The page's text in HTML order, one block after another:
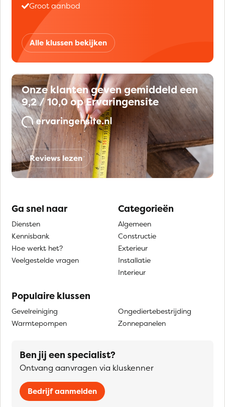
Groot aanbod
Alle klussen bekijken
Onze klanten geven gemiddeld een
9,2 / 10,0 op Ervaringensite
Reviews lezen
Ga snel naar
Diensten
Kennisbank
Hoe werkt het?
Veelgestelde vragen
Categorieën
Algemeen
Constructie
Exterieur
Installatie
Interieur
Populaire klussen
Gevelreiniging
Warmtepompen
Ongediertebestrijding
Zonnepanelen
Ben jij een specialist?
Ontvang aanvragen via kluskenner
Bedrijf aanmelden